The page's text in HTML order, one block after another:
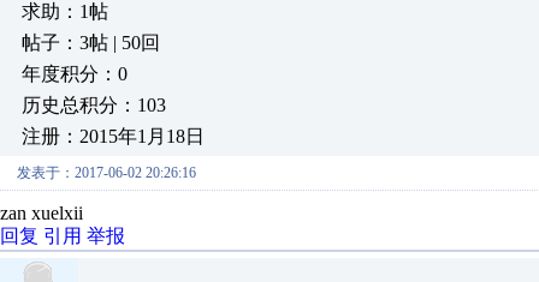
求助：1帖
帖子：3帖 | 50回
年度积分：0
历史总积分：103
注册：2015年1月18日
发表于：2017-06-02 20:26:16
zan xuelxii
回复 引用 举报